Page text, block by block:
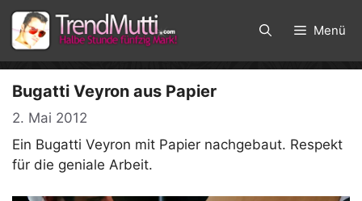
Zum
Inhalt
springen
Menü
Bugatti Veyron aus Papier
2. Mai 2012
Ein Bugatti Veyron mit Papier nachgebaut. Respekt
für die geniale Arbeit.